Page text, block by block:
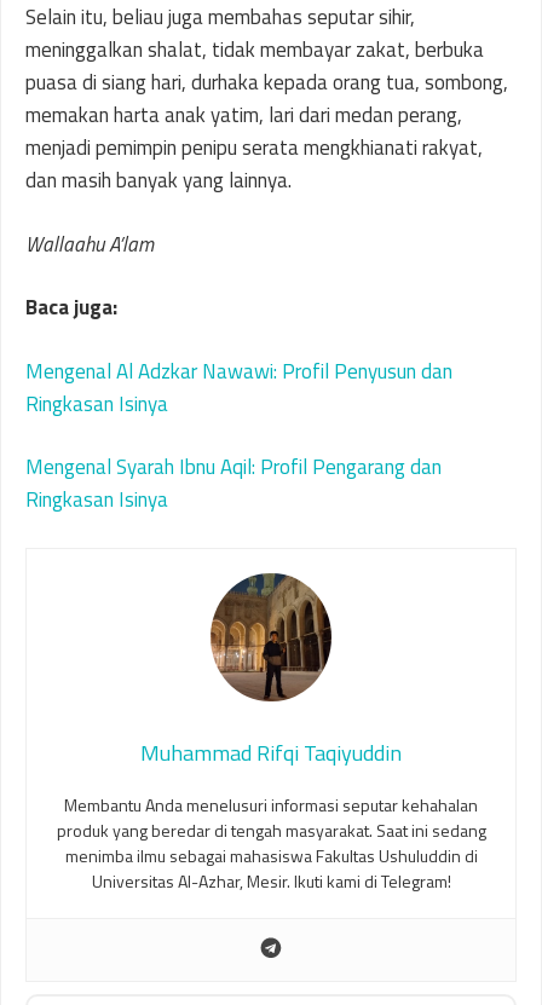
Selain itu, beliau juga membahas seputar sihir,
meninggalkan shalat, tidak membayar zakat, berbuka
puasa di siang hari, durhaka kepada orang tua, sombong,
memakan harta anak yatim, lari dari medan perang,
menjadi pemimpin penipu serata mengkhianati rakyat,
dan masih banyak yang lainnya.
Wallaahu A’lam
Baca juga:
Mengenal Al Adzkar Nawawi: Profil Penyusun dan
Ringkasan Isinya
Mengenal Syarah Ibnu Aqil: Profil Pengarang dan
Ringkasan Isinya
Muhammad Rifqi Taqiyuddin
Membantu Anda menelusuri informasi seputar kehahalan
produk yang beredar di tengah masyarakat. Saat ini sedang
menimba ilmu sebagai mahasiswa Fakultas Ushuluddin di
Universitas Al-Azhar, Mesir. Ikuti kami di Telegram!